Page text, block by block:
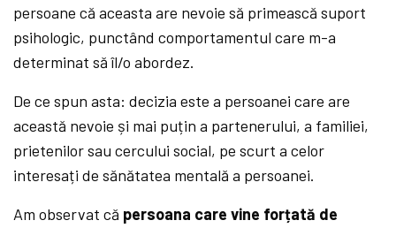
persoane că aceasta are nevoie să primească suport
psihologic, punctând comportamentul care m-a
determinat să îl/o abordez.
De ce spun asta: decizia este a persoanei care are
această nevoie și mai puțin a partenerului, a familiei,
prietenilor sau cercului social, pe scurt a celor
interesați de sănătatea mentală a persoanei.
Am observat că persoana care vine forțată de